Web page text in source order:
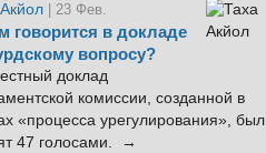
| 23 Фев.
говорится в докладе
вопросу?
доклад
комиссии, созданной в
«процесса урегулирования», был
47 голосами. →